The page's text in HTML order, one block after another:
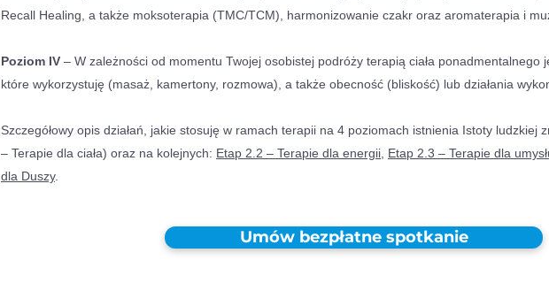
Recall Healing, a także moksoterapia (TMC/TCM), harmonizowanie czakr oraz aromaterapia i
Poziom IV – W zależności od momentu Twojej osobistej podróży terapią ciała ponadmentalnego
które wykorzystuję (masaż, kamertony, rozmowa), a także obecność (bliskość) lub działania
Szczegółowy opis działań, jakie stosuję w ramach terapii na 4 poziomach istnienia Istoty ludzkiej
– Terapie dla ciała) oraz na kolejnych: Etap 2.2 – Terapie dla energii Etap 2.3 – Terapie dla
dla Duszy.
Umów bezpłatne spotkanie